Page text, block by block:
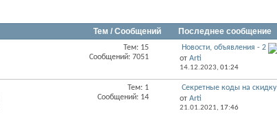
Тем / Сообщений Последнее сообщение
Тем: 15
Сообщений: 7051
Новости, объявления - 2
от Arti
14.12.2023, 01:24
Тем: 1
Сообщений: 14
Секретные коды на скидку
от Arti
21.01.2021, 17:46